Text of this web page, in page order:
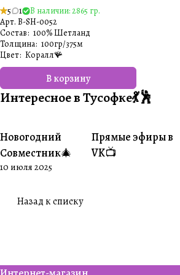
5 1
В наличии: 2865 гр.
Арт. B-SH-0052
В корзину
Состав: 100% Шетланд
Толщина: 100гр/375м
Цвет: Коралл🪸
Интересное в Тусофке💃🕺
#Совместники
Новогодний
Совместник🎄
10 июля 2025
#Житуха
Прямые эфиры в
VK📺
Назад к списку